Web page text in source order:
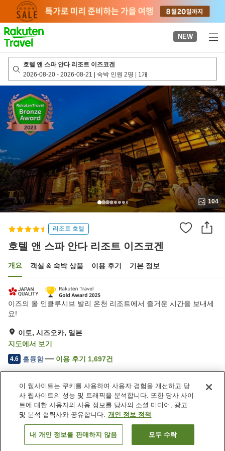
page
NEW
호텔 앤 스파 안다 리조트 이즈코겐
2026-08-20 - 2026-08-21 | 숙박 인원 2명 | 1개
104
리조트 호텔
호텔 앤 스파 안다 리조트 이즈코겐
개요 객실 & 숙박 상품 이용 후기 기본 정보
이즈의 올 인클루시브 발리 온천 리조트에서 즐거운 시간을 보내세
요!
이토, 시즈오카, 일본
지도에서 보기
4.6 훌륭함 이용 후기 1,697건
숙소 편의 시설/서비스
주차장
암반욕
사우나
스파 / 미용실
일본 시즈오카 이토 호텔 앤 스파 안다 리조트 이즈코겐
객실 보기
이 웹사이트는 쿠키를 사용하여 사용자 경험을 개선하고 당
사 웹사이트의 성능 및 트래픽을 분석합니다. 또한 당사 사이
트에 대한 사용자의 사용 정보를 당사의 소셜 미디어, 광고
및 분석 협력사와 공유합니다. 개인 정보 정책
내 개인 정보를 판매하지 않음 모두 수락